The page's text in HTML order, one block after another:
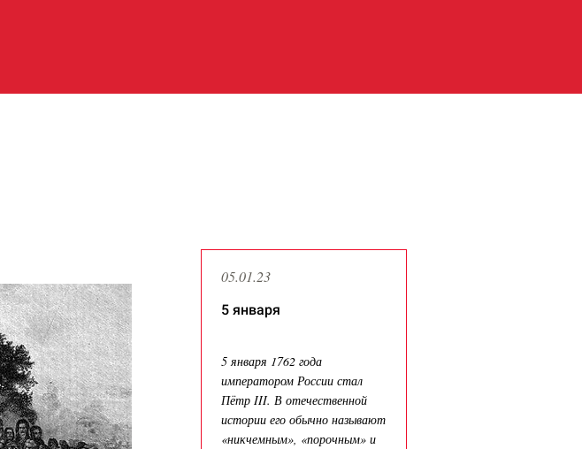
05.01.23
5 января
5 января 1762 года
императором России стал
Пётр III. В отечественной
истории его обычно называют
«никчемным», «порочным» и